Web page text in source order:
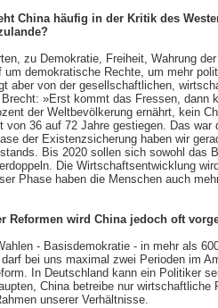
China häufig in der Kritik des
zu Demokratie, Freiheit, Wahrung
demokratische Rechte, um mehr
aber von der gesellschaftlichen,
»Erst kommt das Fressen, dann
der Weltbevölkerung ernährt, kein
von 36 auf 72 Jahre gestiegen. Das
der Existenzsicherung haben wir
Bis 2020 sollen sich sowohl das
Die Wirtschaftsentwicklung
Phase haben die Menschen auch
Reformen wird China jedoch oft
- Basisdemokratie - in mehr als
bei uns maximal zwei Perioden im
In Deutschland kann ein Politiker
China betreibe nur wirtschaftliche
unserer Verhältnisse.